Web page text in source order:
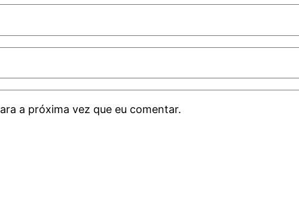
a próxima vez que eu comentar.